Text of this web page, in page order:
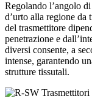
Regolando l’angolo
d’urto alla regione da
del trasmettitore
penetrazione e
diversi consente, a
intense, garantendo
strutture tissutali.